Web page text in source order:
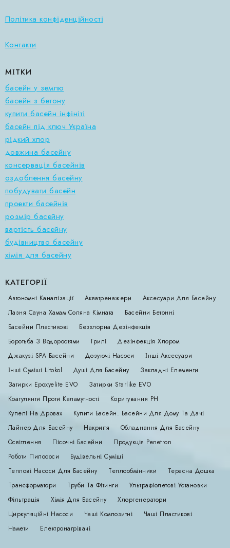
Політика конфіденційності
Контакти
МІТКИ
басейн у землю
басейн з бетону
купити басейн інфініті
басейн під ключ Україна
рідкий хлор
довжина басейну
консервація басейнів
оздоблення басейну
побудувати басейн
проекти басейнів
розмір басейну
вартість басейну
будівництво басейну
хімія для басейну
КАТЕГОРІЇ
Автономні Каналізації Акватренажери
Аксесуари Для Басейну
Лазня Сауна Хамам Соляна Кімната
Басейни Бетонні
Басейни Пластикові
Безхлорна Дезінфекція
Боротьба З Водоростями
Грилі
Дезінфекція Хлором
Джакузі SPA Басейни
Дозуючі Насоси
Інші Аксесуари
Інші Суміші Litokol
Душі Для Басейну
Закладні Елементи
Затирки Epoxyelite EVO
Затирки Starlike EVO
Коагулянти Проти Каламутності
Коригування РН
Купелі На Дровах
Купити Басейн. Басейни Для Дому Та Дачі
Лайнер Для Басейну
Накриття
Обладнання Для Басейну
Освітлення
Пісочні Басейни
Продукція Penetron
Роботи Пилососи
Будівельні Суміші
Теплові Насоси Для Басейну
Теплообмінники
Терасна Дошка
Трансформатори
Труби Та Фітинги
Ультрафіолетові Установки
Фільтрація
Хімія Для Басейну
Хлоргенератори
Циркуляційні Насоси
Чаші Композитні
Чаші Пластикові
Намети
Електронагрівачі